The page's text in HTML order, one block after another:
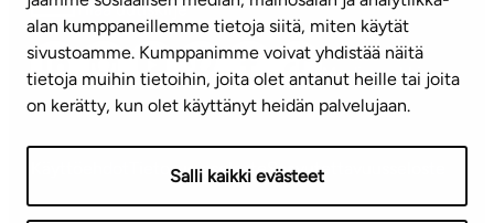
alan kumppaneillemme tietoja siitä, miten käytät
sivustoamme. Kumppanimme voivat yhdistää näitä
tietoja muihin tietoihin, joita olet antanut heille tai joita
on kerätty, kun olet käyttänyt heidän palvelujaan.
Salli kaikki evästeet
Tilaa uutiskirje
Mediapankki
TietosuojaselosteSaavutettavuusseloste